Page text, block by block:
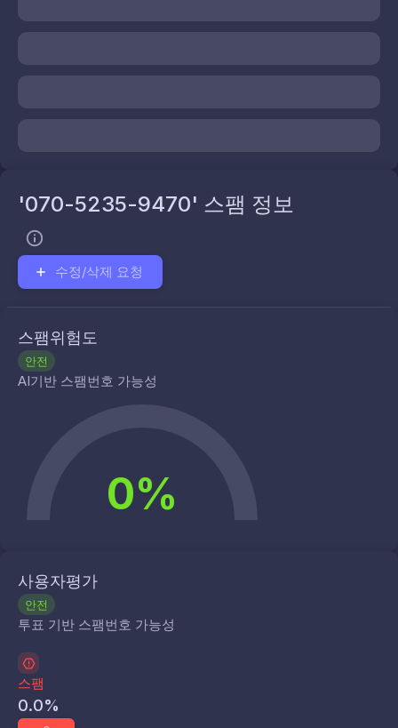
'070-5235-9470' 스팸 정보
수정/삭제 요청
스팸위험도
안전
AI기반 스팸번호 가능성
0%
사용자평가
안전
투표 기반 스팸번호 가능성
스팸
0.0%